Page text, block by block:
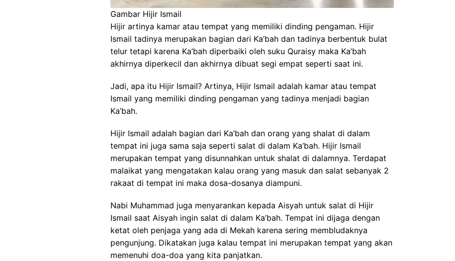
Gambar Hijir Ismail
Hijir artinya kamar atau tempat yang memiliki dinding pengaman. Hijir
Ismail tadinya merupakan bagian dari Ka’bah dan tadinya berbentuk bulat
telur tetapi karena Ka’bah diperbaiki oleh suku Quraisy maka Ka’bah
akhirnya diperkecil dan akhirnya dibuat segi empat seperti saat ini.
Jadi, apa itu Hijir Ismail? Artinya, Hijir Ismail adalah kamar atau tempat
Ismail yang memiliki dinding pengaman yang tadinya menjadi bagian
Ka’bah.
Hijir Ismail adalah bagian dari Ka’bah dan orang yang shalat di dalam
tempat ini juga sama saja seperti salat di dalam Ka’bah. Hijir Ismail
merupakan tempat yang disunnahkan untuk shalat di dalamnya. Terdapat
malaikat yang mengatakan kalau orang yang masuk dan salat sebanyak 2
rakaat di tempat ini maka dosa-dosanya diampuni.
Nabi Muhammad juga menyarankan kepada Aisyah untuk salat di Hijir
Ismail saat Aisyah ingin salat di dalam Ka’bah. Tempat ini dijaga dengan
ketat oleh penjaga yang ada di Mekah karena sering membludaknya
pengunjung. Dikatakan juga kalau tempat ini merupakan tempat yang akan
memenuhi doa-doa yang kita panjatkan.